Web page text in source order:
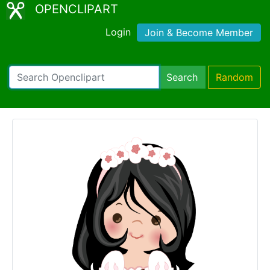
OPENCLIPART
Login Join & Become Member
Search Random